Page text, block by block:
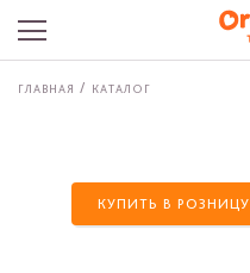
ГЛАВНАЯ КАТАЛОГ
КУПИТЬ В РОЗНИЦУ